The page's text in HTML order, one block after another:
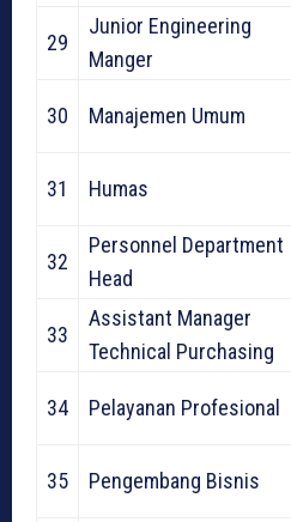
29
Junior Engineering
Manger
30 Manajemen Umum
31 Humas
32
Personnel Department
Head
33
Assistant Manager
Technical Purchasing
34 Pelayanan Profesional
35 Pengembang Bisnis